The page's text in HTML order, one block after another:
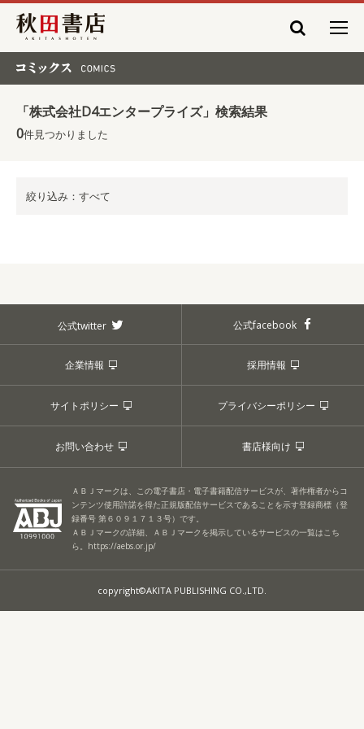
秋田書店
「株式会社D4エンタープライズ」検索結果
0件見つかりました
絞り込み：すべて
公式twitter 公式facebook
企業情報 採用情報
サイトポリシー プライバシーポリシー
お問い合わせ 書店様向け
ＡＢＪマークは、この電子書店・電子書籍配信サービスが、著作権者からコ
ンテンツ使用許諾を得た正規版配信サービスであることを示す登録商標（登
録番号 第６０９１７１３号）です。
ＡＢＪマークの詳細、ＡＢＪマークを掲示しているサービスの一覧はこち
ら。 https://aebs.or.jp/
copyright©AKITA PUBLISHING CO.,LTD.